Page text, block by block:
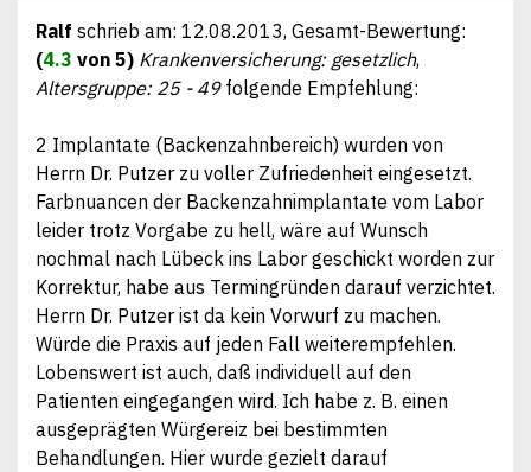
Ralf schrieb am: 12.08.2013, Gesamt-Bewertung:
(4.3 von 5) Krankenversicherung: gesetzlich,
Altersgruppe: 25 - 49folgende Empfehlung:
2 Implantate (Backenzahnbereich) wurden von
Herrn Dr. Putzer zu voller Zufriedenheit eingesetzt.
Farbnuancen der Backenzahnimplantate vom Labor
leider trotz Vorgabe zu hell, wäre auf Wunsch
nochmal nach Lübeck ins Labor geschickt worden zur
Korrektur, habe aus Termingründen darauf verzichtet.
Herrn Dr. Putzer ist da kein Vorwurf zu machen.
Würde die Praxis auf jeden Fall weiterempfehlen.
Lobenswert ist auch, daß individuell auf den
Patienten eingegangen wird. Ich habe z. B. einen
ausgeprägten Würgereiz bei bestimmten
Behandlungen. Hier wurde gezielt darauf